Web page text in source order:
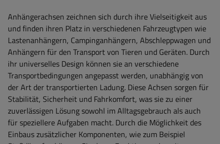
Anhängerachsen zeichnen sich durch ihre Vielseitigkeit aus
und finden ihren Platz in verschiedenen Fahrzeugtypen wie
Lastenanhängern, Campinganhängern, Abschleppwagen und
Anhängern für den Transport von Tieren und Geräten. Durch
ihr universelles Design können sie an verschiedene
Transportbedingungen angepasst werden, unabhängig von
der Art der transportierten Ladung. Diese Achsen sorgen für
Stabilität, Sicherheit und Fahrkomfort, was sie zu einer
zuverlässigen Lösung sowohl im Alltagsgebrauch als auch
für speziellere Aufgaben macht. Durch die Möglichkeit des
Einbaus zusätzlicher Komponenten, wie zum Beispiel